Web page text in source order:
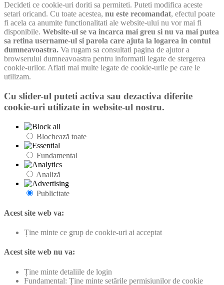
Decideti ce cookie-uri doriti sa permiteti. Puteti modifica aceste
setari oricand. Cu toate acestea, nu este recomandat, efectul poate
fi acela ca anumite functionalitati ale website-ului nu vor mai fi
disponibile. Website-ul se va incarca mai greu si nu va mai putea
sa retina username-ul si parola care ajuta la logarea in contul
dumneavoastra. Va rugam sa consultati pagina de ajutor a
browserului dumneavoastra pentru informatii legate de stergerea
cookie-urilor. Aflati mai multe legate de cookie-urile pe care le
utilizam.
Cu slider-ul puteti activa sau dezactiva diferite
cookie-uri utilizate in website-ul nostru.
Blochează toate
Fundamental
Analiză
Publicitate
Acest site web va:
Ține minte ce grup de cookie-uri ai acceptat
Acest site web nu va:
Ține minte detaliile de login
Fundamental: Ține minte setările permisiunilor de cookie